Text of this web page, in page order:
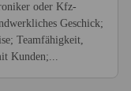
oder Kfz-
Geschick;
Teamfähigkeit,
Kunden;...